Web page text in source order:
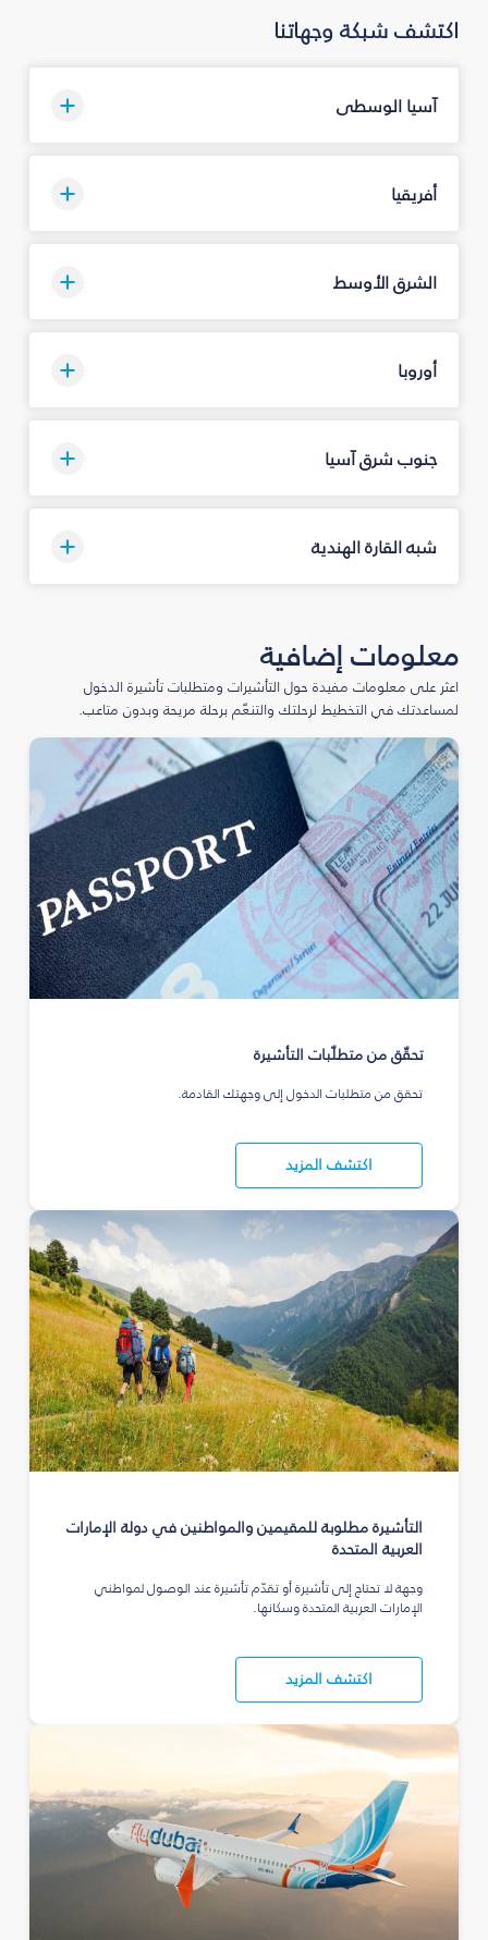
اكتشف شبكة وجهاتنا
آسيا الوسطى
أفريقيا
الشرق الأوسط
أوروبا
جنوب شرق آسيا
شبه القارة الهندية
معلومات إضافية
اعثر على معلومات مفيدة حول التأشيرات ومتطلبات تأشيرة الدخول
لمساعدتك في التخطيط لرحلتك والتنعّم برحلة مريحة وبدون متاعب.
تحقّق من متطلّبات التأشيرة
تحقق من متطلبات الدخول إلى وجهتك القادمة.
اكتشف المزيد
التأشيرة مطلوبة للمقيمين والمواطنين في دولة الإمارات
العربية المتحدة
وجهة لا تحتاج إلى تأشيرة أو تقدّم تأشيرة عند الوصول لمواطني
الإمارات العربية المتحدة وسكانها.
اكتشف المزيد